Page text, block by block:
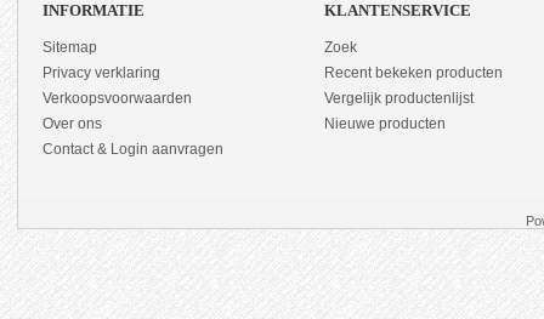
INFORMATIE
Sitemap
Privacy verklaring
Verkoopsvoorwaarden
Over ons
Contact & Login aanvragen
KLANTENSERVICE
Zoek
Recent bekeken producten
Vergelijk productenlijst
Nieuwe producten